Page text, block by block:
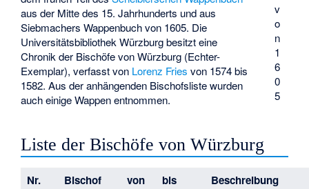
v
o
n
1
6
0
5
aus der Mitte des 15. Jahrhunderts und aus
Siebmachers Wappenbuch von 1605. Die
Universitätsbibliothek Würzburg besitzt eine
Chronik der Bischöfe von Würzburg (Echter-
Exemplar), verfasst von Lorenz Fries von 1574 bis
1582. Aus der anhängenden Bischofsliste wurden
auch einige Wappen entnommen.
Liste der Bischöfe von Würzburg
Nr. Bischof von bis Beschreibung